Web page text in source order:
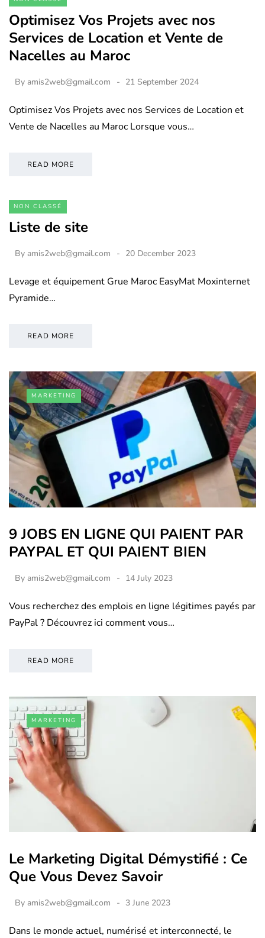
Optimisez Vos Projets avec nos
Services de Location et Vente de
Nacelles au Maroc
By amis2web@gmail.com 21 September 2024
Optimisez Vos Projets avec nos Services de Location et
Vente de Nacelles au Maroc Lorsque vous…
READ MORE
NON CLASSÉ
Liste de site
By amis2web@gmail.com 20 December 2023
Levage et équipement Grue Maroc EasyMat Moxinternet
Pyramide…
READ MORE
MARKETING
9 JOBS EN LIGNE QUI PAIENT PAR
PAYPAL ET QUI PAIENT BIEN
By amis2web@gmail.com 14 July 2023
Vous recherchez des emplois en ligne légitimes payés par
PayPal ? Découvrez ici comment vous…
READ MORE
MARKETING
Le Marketing Digital Démystifié : Ce
Que Vous Devez Savoir
By amis2web@gmail.com 3 June 2023
Dans le monde actuel, numérisé et interconnecté, le